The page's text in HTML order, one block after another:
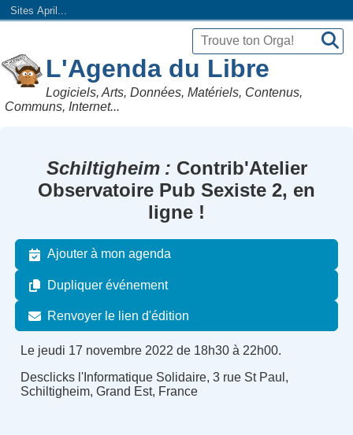
Sites April...
L'Agenda du Libre
Logiciels, Arts, Données, Matériels, Contenus,
Communs, Internet...
Schiltigheim
Contrib'Atelier
Observatoire Pub Sexiste 2, en
ligne !
Ajouter à mon agenda
Dupliquer événement
Renvoyer le lien d'édition
Le jeudi 17 novembre 2022 de 18h30 à 22h00.
Desclicks l'Informatique Solidaire, 3 rue St Paul,
Schiltigheim, Grand Est, France